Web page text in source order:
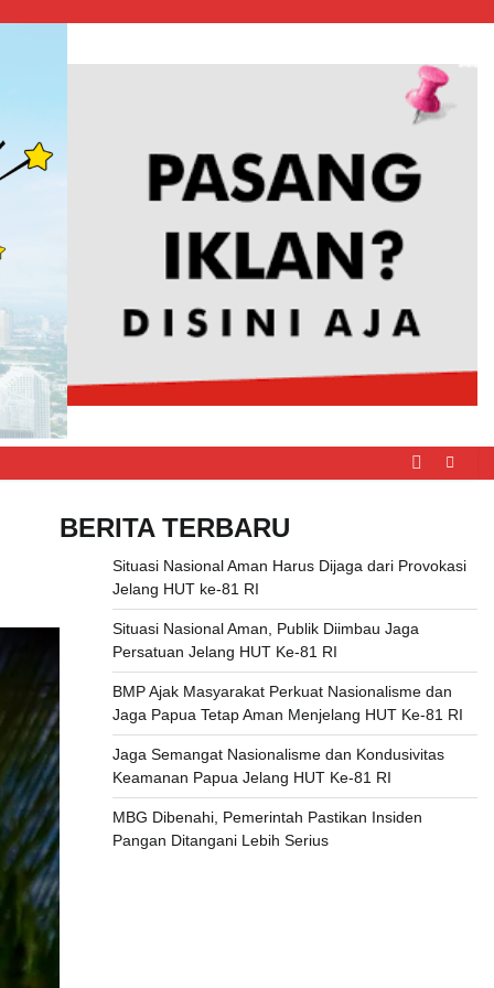
BERITA TERBARU
Situasi Nasional Aman Harus Dijaga dari Provokasi
Jelang HUT ke-81 RI
Situasi Nasional Aman, Publik Diimbau Jaga
Persatuan Jelang HUT Ke-81 RI
BMP Ajak Masyarakat Perkuat Nasionalisme dan
Jaga Papua Tetap Aman Menjelang HUT Ke-81 RI
Jaga Semangat Nasionalisme dan Kondusivitas
Keamanan Papua Jelang HUT Ke-81 RI
MBG Dibenahi, Pemerintah Pastikan Insiden
Pangan Ditangani Lebih Serius